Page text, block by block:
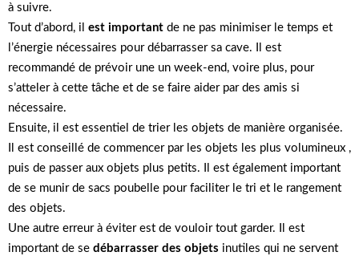
à suivre.
Tout d’abord, il est important de ne pas minimiser le temps et
l’énergie nécessaires pour débarrasser sa cave. Il est
recommandé de prévoir une un week-end, voire plus, pour
s’atteler à cette tâche et de se faire aider par des amis si
nécessaire.
Ensuite, il est essentiel de trier les objets de manière organisée.
Il est conseillé de commencer par les objets les plus volumineux ,
puis de passer aux objets plus petits. Il est également important
de se munir de sacs poubelle pour faciliter le tri et le rangement
des objets.
Une autre erreur à éviter est de vouloir tout garder. Il est
important de se débarrasser des objets inutiles qui ne servent